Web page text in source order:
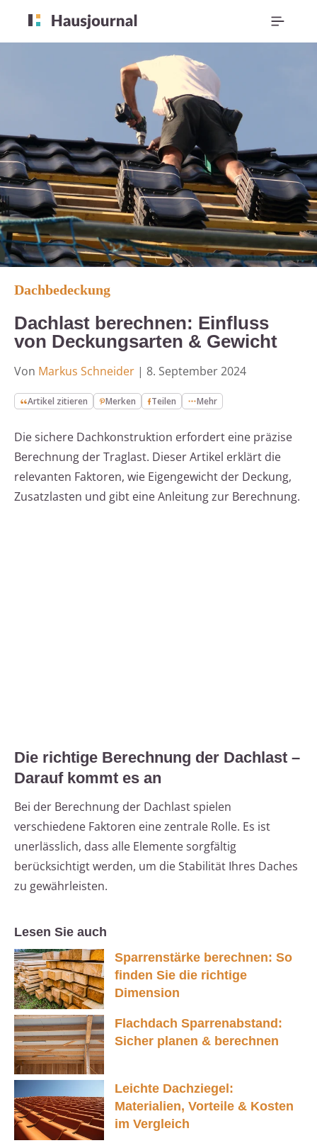
Dachbedeckung
Dachlast berechnen: Einfluss
von Deckungsarten & Gewicht
Von Markus Schneider | 8. September 2024
Artikel zitieren Merken Teilen Mehr
Die sichere Dachkonstruktion erfordert eine präzise
Berechnung der Traglast. Dieser Artikel erklärt die
relevanten Faktoren, wie Eigengewicht der Deckung,
Zusatzlasten und gibt eine Anleitung zur Berechnung.
Die richtige Berechnung der Dachlast –
Darauf kommt es an
Bei der Berechnung der Dachlast spielen
verschiedene Faktoren eine zentrale Rolle. Es ist
unerlässlich, dass alle Elemente sorgfältig
berücksichtigt werden, um die Stabilität Ihres Daches
zu gewährleisten.
Lesen Sie auch
Sparrenstärke berechnen: So
finden Sie die richtige
Dimension
Flachdach Sparrenabstand:
Sicher planen & berechnen
Leichte Dachziegel:
Materialien, Vorteile & Kosten
im Vergleich